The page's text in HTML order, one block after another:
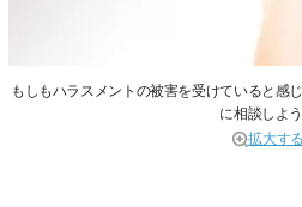
もしもハラスメントの被害を受けていると感
に相談しよう
拡大する